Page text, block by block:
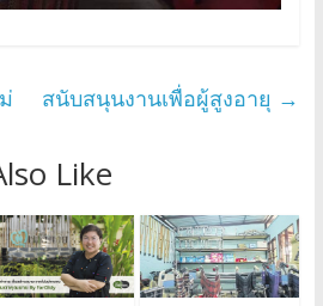
สนับสนุนงานเพื่อผู้สูงอายุ →
Like